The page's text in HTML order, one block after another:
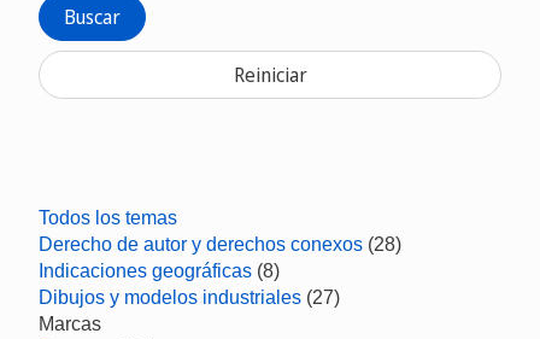
Buscar
Reiniciar
Todos los temas
Derecho de autor y derechos conexos (28)
Indicaciones geográficas (8)
Dibujos y modelos industriales (27)
Marcas